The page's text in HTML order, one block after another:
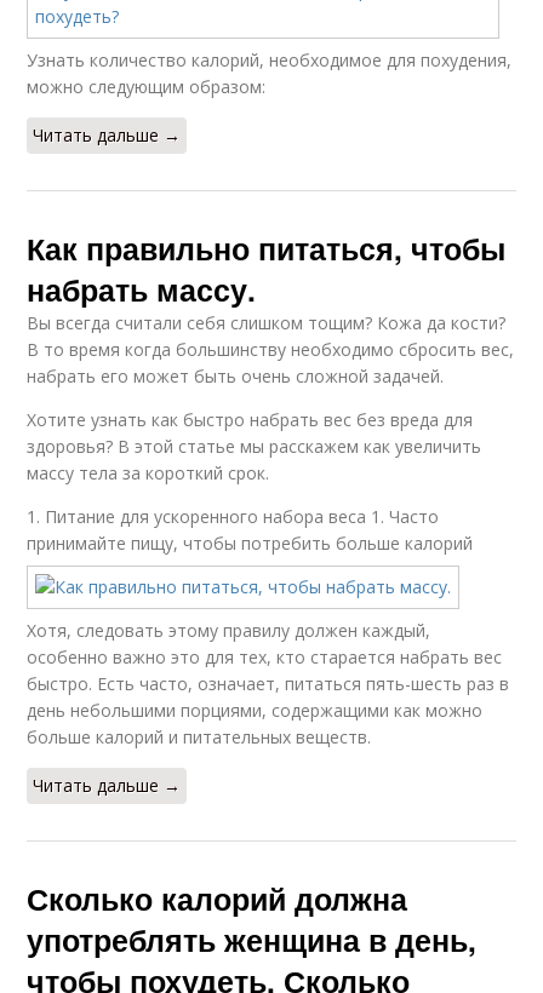
Узнать количество калорий, необходимое для похудения,
можно следующим образом:
Читать дальше →
Как правильно питаться, чтобы
набрать массу.
Вы всегда считали себя слишком тощим? Кожа да кости?
В то время когда большинству необходимо сбросить вес,
набрать его может быть очень сложной задачей.
Хотите узнать как быстро набрать вес без вреда для
здоровья? В этой статье мы расскажем как увеличить
массу тела за короткий срок.
1. Питание для ускоренного набора веса 1. Часто
принимайте пищу, чтобы потребить больше калорий
Хотя, следовать этому правилу должен каждый,
особенно важно это для тех, кто старается набрать вес
быстро. Есть часто, означает, питаться пять-шесть раз в
день небольшими порциями, содержащими как можно
больше калорий и питательных веществ.
Читать дальше →
Сколько калорий должна
употреблять женщина в день,
чтобы похудеть. Сколько